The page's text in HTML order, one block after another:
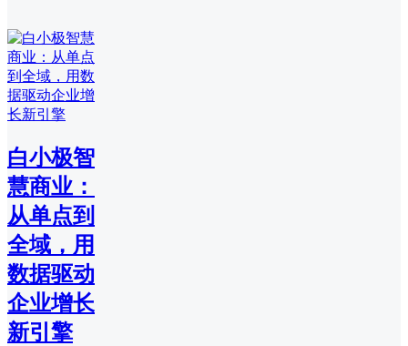
白小极智
慧商业：
从单点到
全域，用
数据驱动
企业增长
新引擎